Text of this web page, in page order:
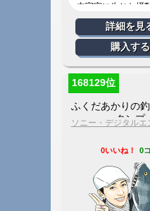
内宇宙に生じた摂
Eに登場！
詳細を見
購入する
168129位
ふくだあかりの
タンプ
ソニー・デジタルエ
0いいね！ 0